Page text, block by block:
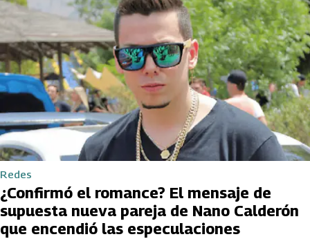
Redes
¿Confirmó el romance? El mensaje de
supuesta nueva pareja de Nano Calderón
que encendió las especulaciones